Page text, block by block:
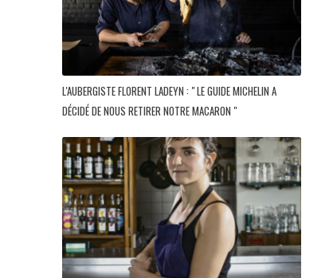
L'AUBERGISTE FLORENT LADEYN : " LE GUIDE MICHELIN A
DÉCIDÉ DE NOUS RETIRER NOTRE MACARON "